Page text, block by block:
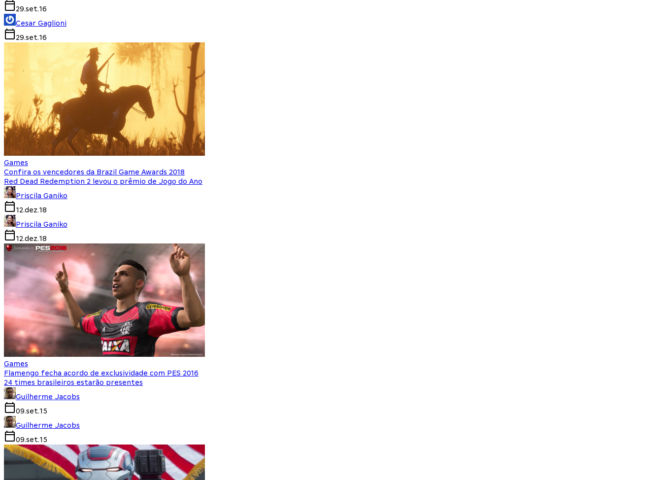
29.set.16
Cesar Gaglioni
29.set.16
Games
Confira os vencedores da Brazil Game Awards 2018
Red Dead Redemption 2 levou o prêmio de Jogo do Ano
Priscila Ganiko
12.dez.18
Priscila Ganiko
12.dez.18
Games
Flamengo fecha acordo de exclusividade com PES 2016
24 times brasileiros estarão presentes
Guilherme Jacobs
09.set.15
Guilherme Jacobs
09.set.15